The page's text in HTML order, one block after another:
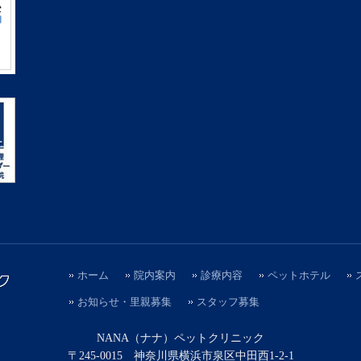
ホーム 院内案内 診療内容 ペットホテル
お知らせ・里親募集 スタッフ募集
NANA（ナナ）ペットクリニック
〒245-0015 神奈川県横浜市泉区中田西1-2-1